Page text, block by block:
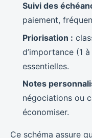
Suivi des
paiement,
Priorisation :
d’importance (1
essentielles.
Notes
négociations ou
économiser.
Ce schéma assure